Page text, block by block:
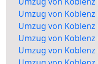
Umzug von
Umzug von
Umzug von Koblenz
Umzug von Koblenz